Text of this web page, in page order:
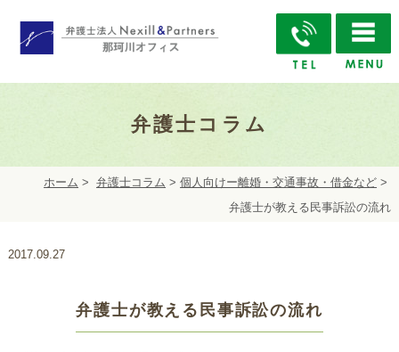
弁護士コラム
ホーム > 弁護士コラム >個人向けー離婚・交通事故・借金など >
弁護士が教える民事訴訟の流れ
2017.09.27
弁護士が教える民事訴訟の流れ